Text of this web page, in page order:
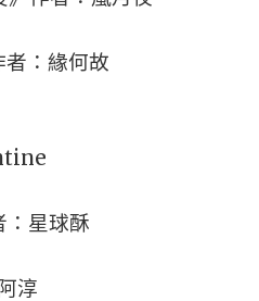
：緣何故
：星球酥
淳